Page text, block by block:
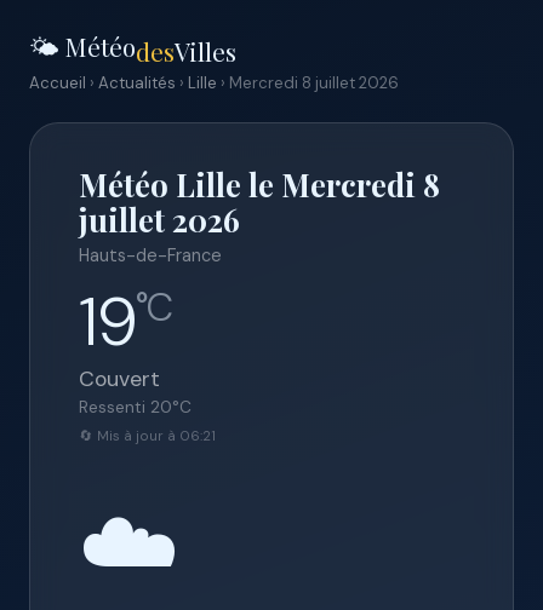
🌤️ MétéodesVilles
Accueil › Actualités › Lille › Mercredi 8 juillet 2026
Météo Lille le Mercredi 8
juillet 2026
Hauts-de-France
19°C
Couvert
Ressenti 20°C
🔄 Mis à jour à 06:21
☁️